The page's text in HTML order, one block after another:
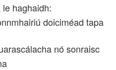
haghaidh:
doiciméad tapa
nó sonraisc